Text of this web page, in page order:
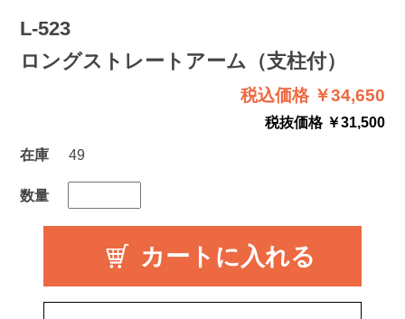
L-523
ロングストレートアーム（支柱付）
税込価格 ￥34,650
税抜価格 ￥31,500
在庫
49
数量